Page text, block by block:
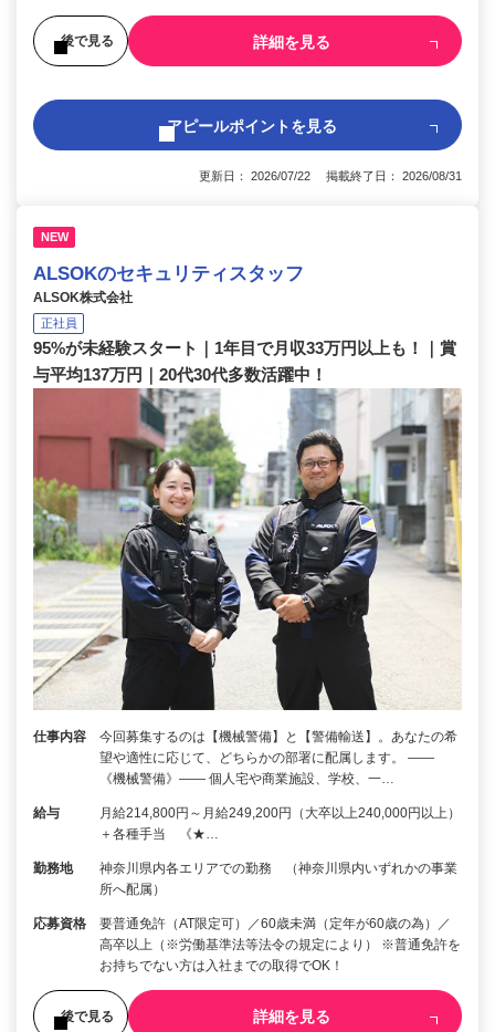
後で見る 詳細を見る
アピールポイントを見る
更新日： 2026/07/22 掲載終了日： 2026/08/31
NEW
ALSOKのセキュリティスタッフ
ALSOK株式会社
正社員
95%が未経験スタート｜1年目で月収33万円以上も！｜賞
与平均137万円｜20代30代多数活躍中！
仕事内容
今回募集するのは【機械警備】と【警備輸送】。あなたの希
望や適性に応じて、どちらかの部署に配属します。 ――
《機械警備》―― 個人宅や商業施設、学校、一…
給与
月給214,800円～月給249,200円（大卒以上240,000円以上）
＋各種手当 《★…
勤務地
神奈川県内各エリアでの勤務 （神奈川県内いずれかの事業
所へ配属）
応募資格
要普通免許（AT限定可）／60歳未満（定年が60歳の為）／
高卒以上（※労働基準法等法令の規定により） ※普通免許を
お持ちでない方は入社までの取得でOK！
後で見る 詳細を見る